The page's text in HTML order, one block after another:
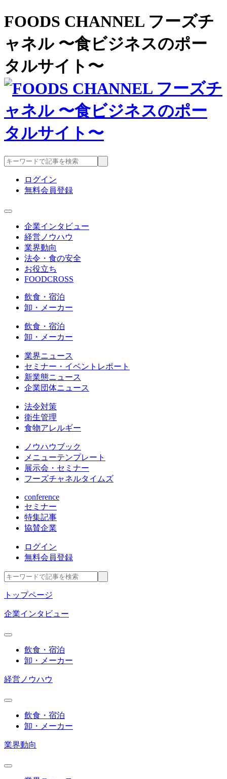
FOODS CHANNEL フーズチ
ャネル 〜食ビジネスのポー
タルサイト〜
ログイン
無料会員登録
企業インタビュー
経営ノウハウ
業界動向
法令・食の安全
お役立ち
FOODCROSS
飲食・宿泊
卸・メーカー
飲食・宿泊
卸・メーカー
業界ニュース
セミナー・イベントレポート
新業態ニュース
企業団体ニュース
法令対策
衛生管理
食物アレルギー
ノウハウブック
メニューテンプレート
展示会・セミナー
フーズチャネルタイムズ
conference
セミナー
特集記事
協賛企業
ログイン
無料会員登録
トップページ
企業インタビュー
飲食・宿泊
卸・メーカー
経営ノウハウ
飲食・宿泊
卸・メーカー
業界動向